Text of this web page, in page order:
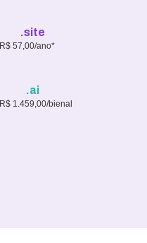
.site
R$ 57,00/ano*
.ai
R$ 1.459,00/bienal